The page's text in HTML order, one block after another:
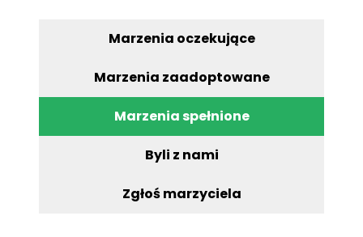
Marzenia oczekujące
Marzenia zaadoptowane
Marzenia spełnione
Byli z nami
Zgłoś marzyciela